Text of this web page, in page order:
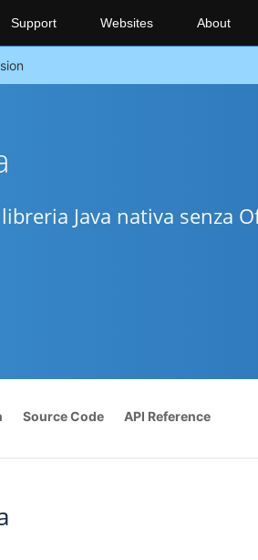
Support Websites About
Java nativa senza
Source Code API Reference